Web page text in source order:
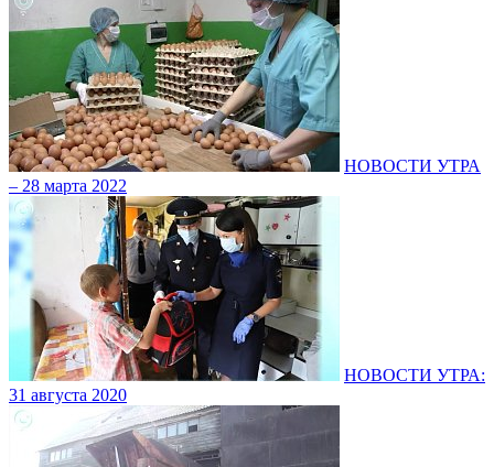
НОВОСТИ УТРА
– 28 марта 2022
НОВОСТИ УТРА:
31 августа 2020